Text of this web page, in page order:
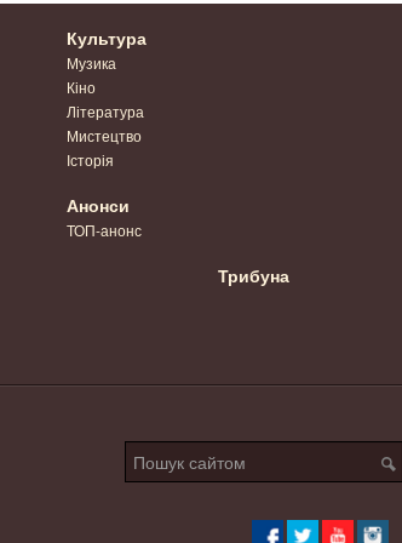
Культура
Музика
Кіно
Література
Мистецтво
Історія
Анонси
ТОП-анонс
Трибуна